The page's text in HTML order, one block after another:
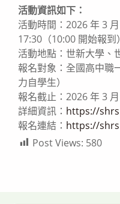
活動資訊如下：
活動時間：2026 年 3
17:30（10:00 開始報到）
活動地點：世新大學、
報名對象：全國高中職
力自學生）
報名截止：2026 年 3
詳細資訊： https://
報名連結： https://
Post Views: 580